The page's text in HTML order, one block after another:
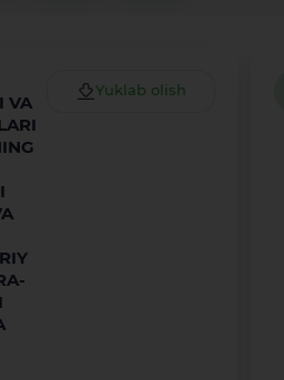
VA
Yuklab olish